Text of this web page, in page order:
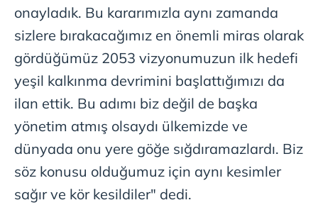
onayladık. Bu kararımızla aynı zamanda
sizlere bırakacağımız en önemli miras olarak
gördüğümüz 2053 vizyonumuzun ilk hedefi
yeşil kalkınma devrimini başlattığımızı da
ilan ettik. Bu adımı biz değil de başka
yönetim atmış olsaydı ülkemizde ve
dünyada onu yere göğe sığdıramazlardı. Biz
söz konusu olduğumuz için aynı kesimler
sağır ve kör kesildiler" dedi.